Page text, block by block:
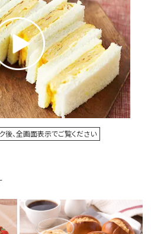
後、全画面表示でご覧ください